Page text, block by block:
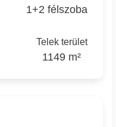
1+2 félszoba
Telek terület
1149 m²